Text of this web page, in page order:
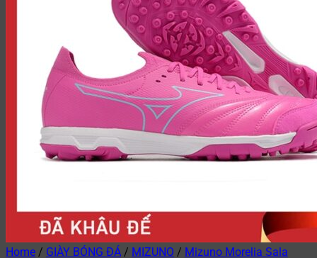
Home / GIÀY BÓNG ĐÁ / MIZUNO / Mizuno Morelia Sala